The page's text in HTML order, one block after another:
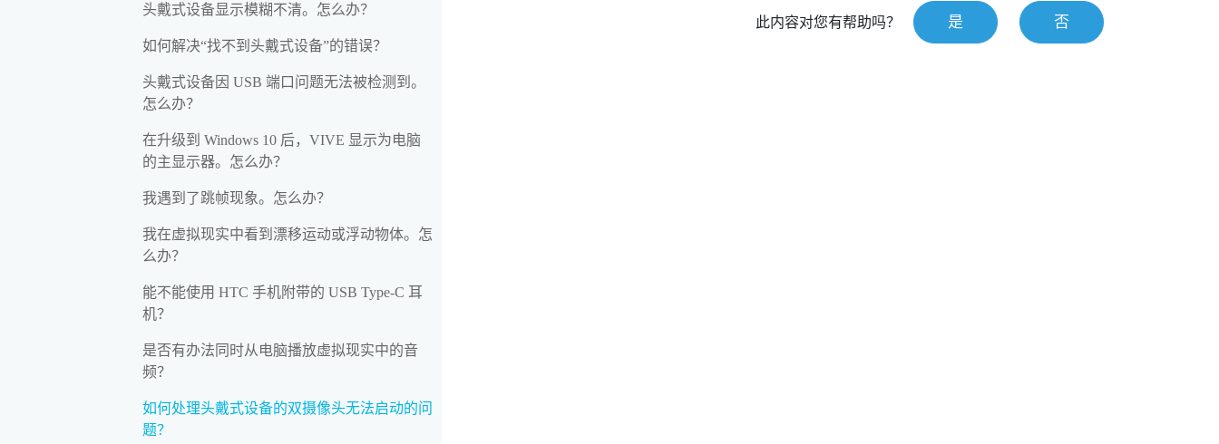
头戴式设备显示模糊不清。怎么办？
如何解决“找不到头戴式设备”的错误？
头戴式设备因 USB 端口问题无法被检测到。
怎么办？
在升级到 Windows 10 后，VIVE 显示为电脑
的主显示器。怎么办？
我遇到了跳帧现象。怎么办？
我在虚拟现实中看到漂移运动或浮动物体。怎
么办？
能不能使用 HTC 手机附带的 USB Type-C 耳
机？
是否有办法同时从电脑播放虚拟现实中的音
频？
如何处理头戴式设备的双摄像头无法启动的问
题？
此内容对您有帮助吗？ 是 否